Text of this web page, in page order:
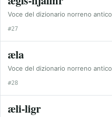
Voce del dizionario norreno antico
#27
æla
Voce del dizionario norreno antico
#28
æli-ligr